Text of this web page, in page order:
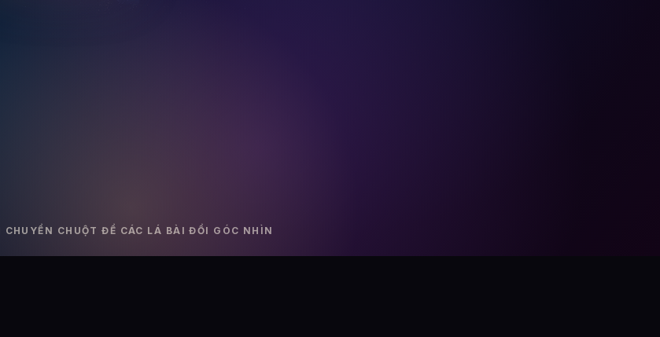
CHUYỂN CHUỘT ĐỂ CÁC LÁ BÀI ĐỔI GÓC NHÌN